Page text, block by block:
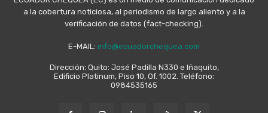
a la cobertura noticiosa, al periodismo de largo aliento y a la
verificación de datos (fact-checking).
E-MAIL: info@ecuadorchequea.com
Dirección: Quito: José Padilla N330 e Iñaquito,
Edificio Platinum, Piso 10, Of. 1002. Teléfono:
0984535165